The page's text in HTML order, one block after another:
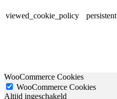
viewed_cookie_policy persistent
WooCommerce Cookies
WooCommerce Cookies
Altijd ingeschakeld